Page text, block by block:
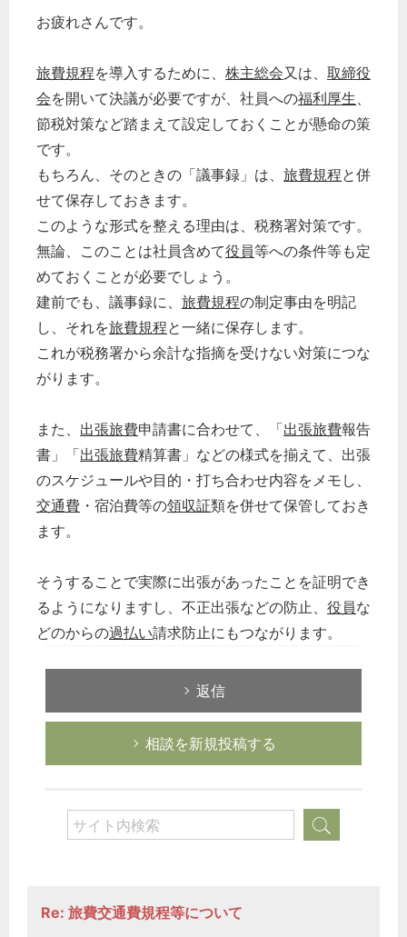
お疲れさんです。
旅費規程を導入するために、 株主総会又は、 取締役
会を開いて決議が必要ですが、社員への福利厚生、
節税対策など踏まえて設定しておくことが懸命の策
です。
もちろん、そのときの「議事録」は、 旅費規程と併
せて保存しておきます。
このような形式を整える理由は、税務署対策です。
無論、このことは社員含めて役員等への条件等も定
めておくことが必要でしょう。
建前でも、議事録に、 旅費規程の制定事由を明記
し、それを旅費規程と一緒に保存します。
これが税務署から余計な指摘を受けない対策につな
がります。
また、 出張旅費申請書に合わせて、「出張旅費報告
書」「出張旅費精算書」などの様式を揃えて、出張
のスケジュールや目的・打ち合わせ内容をメモし、
交通費 ・宿泊費等の領収証類を併せて保管しておき
ます。
そうすることで実際に出張があったことを証明でき
るようになりますし、不正出張などの防止、 役員な
どのからの過払い請求防止にもつながります。
返信
相談を新規投稿する
Re: 旅費交通費規程等について
どのカテゴリーに投稿しますか？
選択してください
労務管理
企業法務
経営の知恵
次へ